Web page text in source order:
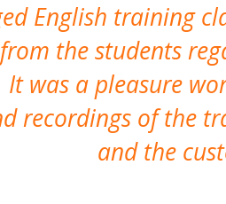
English training
the students
It was a pleasure
recordings of the
and the